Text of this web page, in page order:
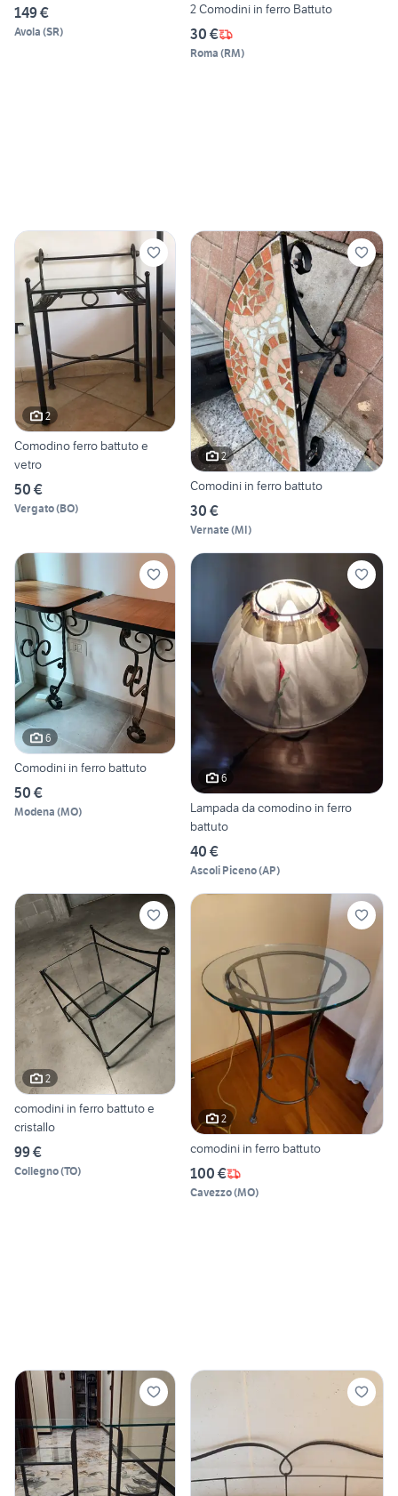
149 €
Avola (SR)
2 Comodini in ferro Battuto
30 €
Roma (RM)
2
Comodino ferro battuto e
vetro
50 €
Vergato(BO)
2
Comodini in ferro battuto
30 €
Vernate(MI)
6
Comodini in ferro battuto
50 €
Modena (MO)
6
Lampada da comodino in ferro
battuto
40 €
Ascoli Piceno(AP)
2
comodini in ferro battuto e
cristallo
99 €
Collegno(TO)
2
comodini in ferro battuto
100 €
Cavezzo(MO)